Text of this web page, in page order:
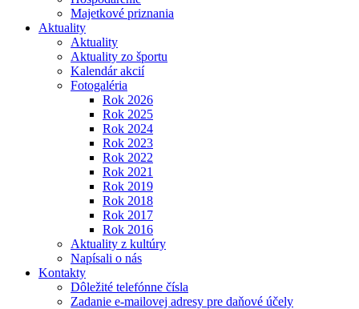
Majetkové priznania
Aktuality
Aktuality
Aktuality zo športu
Kalendár akcií
Fotogaléria
Rok 2026
Rok 2025
Rok 2024
Rok 2023
Rok 2022
Rok 2021
Rok 2019
Rok 2018
Rok 2017
Rok 2016
Aktuality z kultúry
Napísali o nás
Kontakty
Dôležité telefónne čísla
Zadanie e-mailovej adresy pre daňové účely